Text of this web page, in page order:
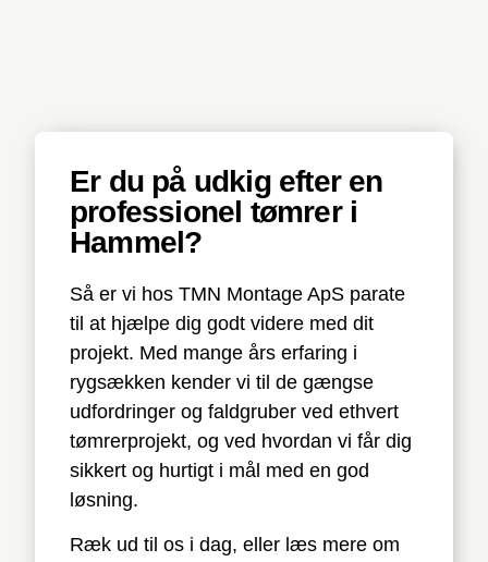
Er du på udkig efter en
professionel tømrer i
Hammel?
Så er vi hos TMN Montage ApS parate
til at hjælpe dig godt videre med dit
projekt. Med mange års erfaring i
rygsækken kender vi til de gængse
udfordringer og faldgruber ved ethvert
tømrerprojekt, og ved hvordan vi får dig
sikkert og hurtigt i mål med en god
løsning.
Ræk ud til os i dag, eller læs mere om